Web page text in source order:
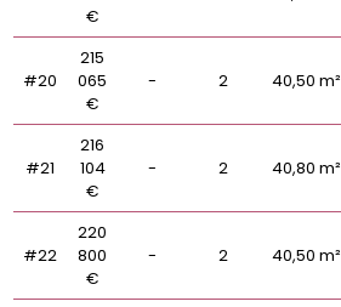
€
#20
215
065
€
- 2 40,50 m²
#21
216
104
€
- 2 40,80 m²
#22
220
800
€
- 2 40,50 m²